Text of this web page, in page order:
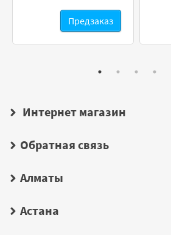
Предзаказ
Интернет магазин
Обратная связь
Алматы
Астана